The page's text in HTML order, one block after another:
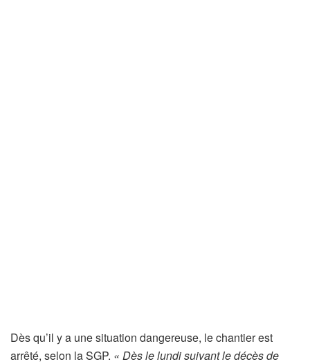
Dès qu’il y a une situation dangereuse, le chantier est
arrêté, selon la SGP. « Dès le lundi suivant le décès de